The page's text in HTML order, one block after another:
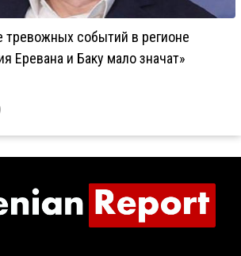
тревожных событий в регионе
Еревана и Баку мало значат»